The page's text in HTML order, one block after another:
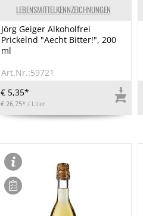
LEBENSMITTELKENNZEICHNUNGEN
Jörg Geiger Alkoholfrei
Prickelnd "Aecht Bitter!", 200
ml
Art.Nr.:59721
€ 5,35*
€ 26,75* / Liter